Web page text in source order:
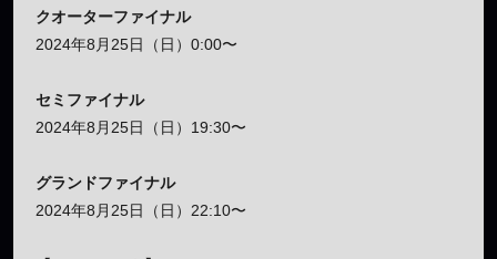
クオーターファイナル
2024年8月25日（日）0:00〜
セミファイナル
2024年8月25日（日）19:30〜
グランドファイナル
2024年8月25日（日）22:10〜